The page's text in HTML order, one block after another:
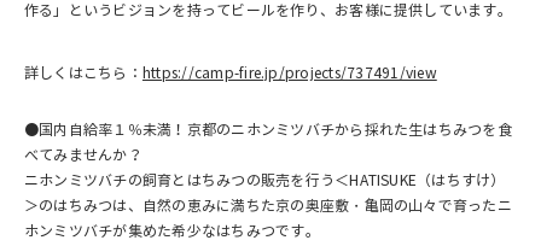
作る」というビジョンを持ってビールを作り、お客様に提供しています。
詳しくはこちら： https://camp-fire.jp/projects/737491/view
●国内自給率１％未満！京都のニホンミツバチから採れた生はちみつを食
べてみませんか？
ニホンミツバチの飼育とはちみつの販売を行う＜HATISUKE（はちすけ）
＞のはちみつは、自然の恵みに満ちた京の奥座敷・亀岡の山々で育ったニ
ホンミツバチが集めた希少なはちみつです。